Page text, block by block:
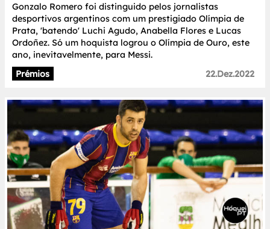
Gonzalo Romero foi distinguido pelos jornalistas
desportivos argentinos com um prestigiado Olímpia de
Prata, 'batendo' Luchi Agudo, Anabella Flores e Lucas
Ordoñez. Só um hoquista logrou o Olímpia de Ouro, este
ano, inevitavelmente, para Messi.
Prémios
22.Dez.2022